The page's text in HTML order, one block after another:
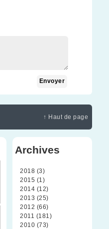
↑ Haut de page
Archives
2018 (3)
2015 (1)
2014 (12)
2013 (25)
2012 (66)
2011 (181)
2010 (73)